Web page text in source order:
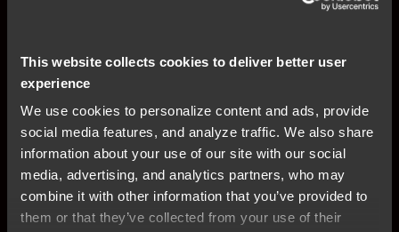
This website collects cookies to deliver better user
experience
We use cookies to personalize content and ads, provide
social media features, and analyze traffic. We also share
information about your use of our site with our social
media, advertising, and analytics partners, who may
combine it with other information that you’ve provided to
them or that they’ve collected from your use of their